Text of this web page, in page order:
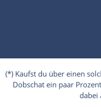
(*) Kaufst du über einen
Dobschat ein paar
dabei